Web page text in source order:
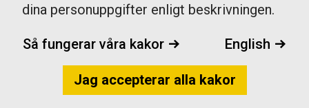
fragaoss@ul.se
7-20
Lördag, söndag och helgdag
9-17
dina personuppgifter enligt beskrivningen.
Så fungerar våra kakor English
Jag accepterar alla kakor